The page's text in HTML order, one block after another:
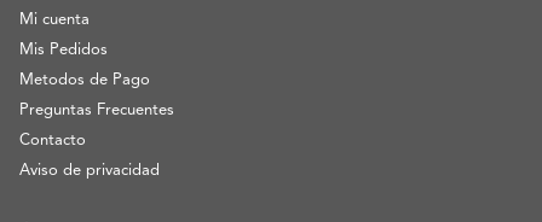
Mi cuenta
Mis Pedidos
Metodos de Pago
Preguntas Frecuentes
Contacto
Aviso de privacidad